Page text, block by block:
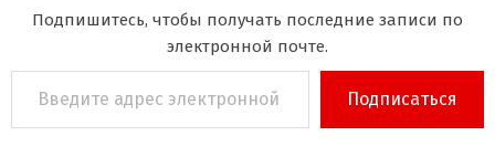
Подпишитесь, чтобы получать последние записи по
электронной почте.
адрес
электронной
Подписаться